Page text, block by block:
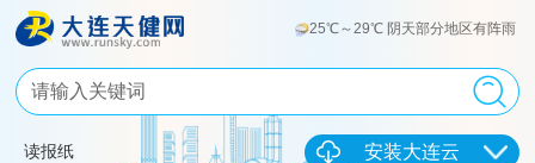
25℃～29℃ 阴天部分地区有阵雨
读报纸 安装大连云